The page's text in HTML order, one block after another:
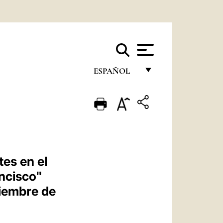
ESPAÑOL
ENGLISH
en el
de